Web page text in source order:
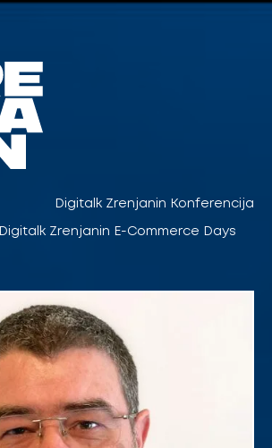
Digitalk Zrenjanin Konferencija
Digitalk Zrenjanin E-Commerce Days